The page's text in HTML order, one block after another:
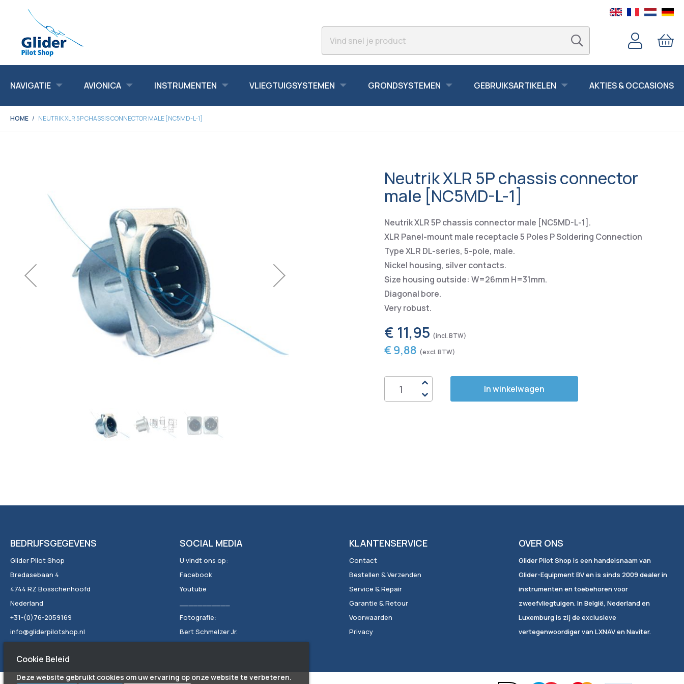
NAVIGATIE AVIONICA INSTRUMENTEN VLIEGTUIGSYSTEMEN GRONDSYSTEMEN GEBRUIKSARTIKELEN AKTIES & OCCASIONS
HOME NEUTRIK XLR 5P CHASSIS CONNECTOR MALE [NC5MD-L-1]
Neutrik XLR 5P chassis connector
male [NC5MD-L-1]
Neutrik XLR 5P chassis connector male [NC5MD-L-1].
XLR Panel-mount male receptacle 5 Poles P Soldering Connection
Type XLR DL-series, 5-pole, male.
Nickel housing, silver contacts.
Size housing outside: W=26mm H=31mm.
Diagonal bore.
Very robust.
€ 11,95
€ 9,88
In winkelwagen
BEDRIJFSGEGEVENS
Glider Pilot Shop
Bredasebaan 4
4744 RZ Bosschenhoofd
Nederland
+31-(0)76-2059169
info@gliderpilotshop.nl
SOCIAL MEDIA
U vindt ons op:
Facebook
Youtube
Fotografie:
Bert Schmelzer Jr.
KLANTENSERVICE
Contact
Bestellen & Verzenden
Service & Repair
Garantie & Retour
Voorwaarden
Privacy
OVER ONS
Glider Pilot Shop is een handelsnaam van
Glider-Equipment BV en is sinds 2009 dealer in
instrumenten en toebehoren voor
zweefvliegtuigen. In België, Nederland en
Luxemburg is zij de exclusieve
vertegenwoordiger van LXNAV en Naviter.
Cookie Beleid
Deze website gebruikt cookies om uw ervaring op onze website te verbeteren.